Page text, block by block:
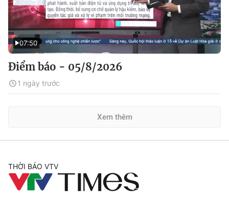
07:50
Điểm báo - 05/8/2026
1 ngày trước
Xem thêm
THỜI BÁO VTV